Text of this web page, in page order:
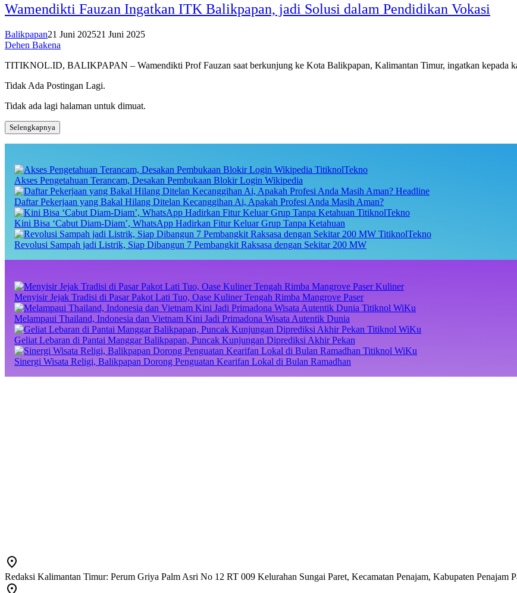
Wamendikti Fauzan Ingatkan ITK Balikpapan, jadi Solusi dalam Pendidikan Vokasi
Balikpapan21 Juni 202521 Juni 2025
Dehen Bakena
TITIKNOL.ID, BALIKPAPAN – Wamendikti Prof Fauzan saat berkunjung ke Kota Balikpapan, Kalimantan Timur, ingatkan kepada
Tidak Ada Postingan Lagi.
Tidak ada lagi halaman untuk dimuat.
Selengkapnya
TitiknolTekno
Akses Pengetahuan Terancam, Desakan Pembukaan Blokir Login Wikipedia
Headline
Daftar Pekerjaan yang Bakal Hilang Ditelan Kecanggihan Ai, Apakah Profesi Anda Masih Aman?
TitiknolTekno
Kini Bisa ‘Cabut Diam-Diam’, WhatsApp Hadirkan Fitur Keluar Grup Tanpa Ketahuan
TitiknolTekno
Revolusi Sampah jadi Listrik, Siap Dibangun 7 Pembangkit Raksasa dengan Sekitar 200 MW
Kuliner
Menyisir Jejak Tradisi di Pasar Pakot Lati Tuo, Oase Kuliner Tengah Rimba Mangrove Paser
Titiknol WiKu
Melampaui Thailand, Indonesia dan Vietnam Kini Jadi Primadona Wisata Autentik Dunia
Titiknol WiKu
Geliat Lebaran di Pantai Manggar Balikpapan, Puncak Kunjungan Diprediksi Akhir Pekan
Titiknol WiKu
Sinergi Wisata Religi, Balikpapan Dorong Penguatan Kearifan Lokal di Bulan Ramadhan
Redaksi Kalimantan Timur: Perum Griya Palm Asri No 12 RT 009 Kelurahan Sungai Paret, Kecamatan Penajam, Kabupaten Penajam